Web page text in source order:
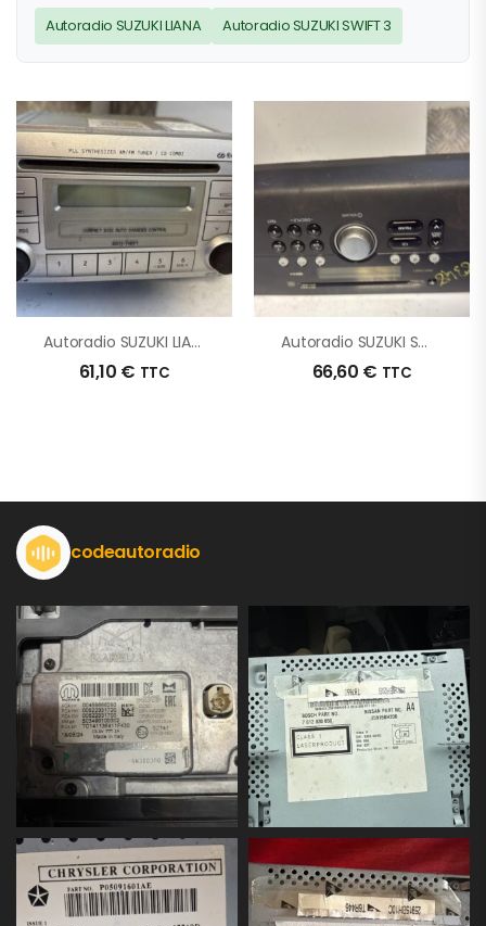
Autoradio SUZUKI LIANA Autoradio SUZUKI SWIFT 3
Autoradio SUZUKI LIANA D’origine – 2004 – Occasion
61,10 € TTC
Autoradio SUZUKI SWIFT 3 D’origine – 2008 – Occasion
66,60 € TTC
codeautoradio